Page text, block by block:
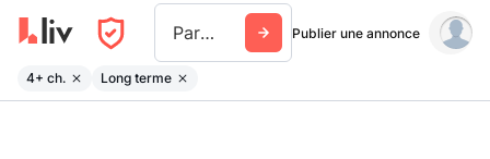
Parker Place Publier une annonce
4+ ch. Long terme